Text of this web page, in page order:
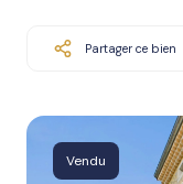
“BEL
Notre
équipe
Saisonnières
Partager ce bien
Vendu